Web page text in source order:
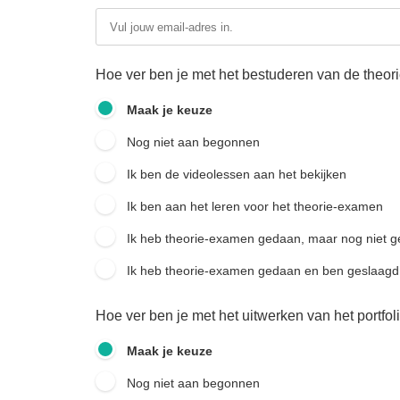
Hoe ver ben je met het bestuderen van de
Maak je keuze
Nog niet aan begonnen
Ik ben de videolessen aan het bekijken
Ik ben aan het leren voor het theorie-examen
Ik heb theorie-examen gedaan, maar nog niet
Ik heb theorie-examen gedaan en ben geslaagd
Hoe ver ben je met het uitwerken van het
Maak je keuze
Nog niet aan begonnen